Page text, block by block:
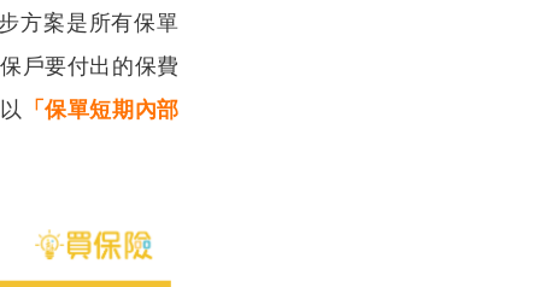
方案是所有保單
戶要付出的保費
「保單短期內部